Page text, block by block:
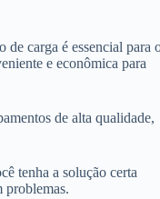
carga é essencial para
e econômica para
de alta qualidade,
tenha a solução certa
problemas.